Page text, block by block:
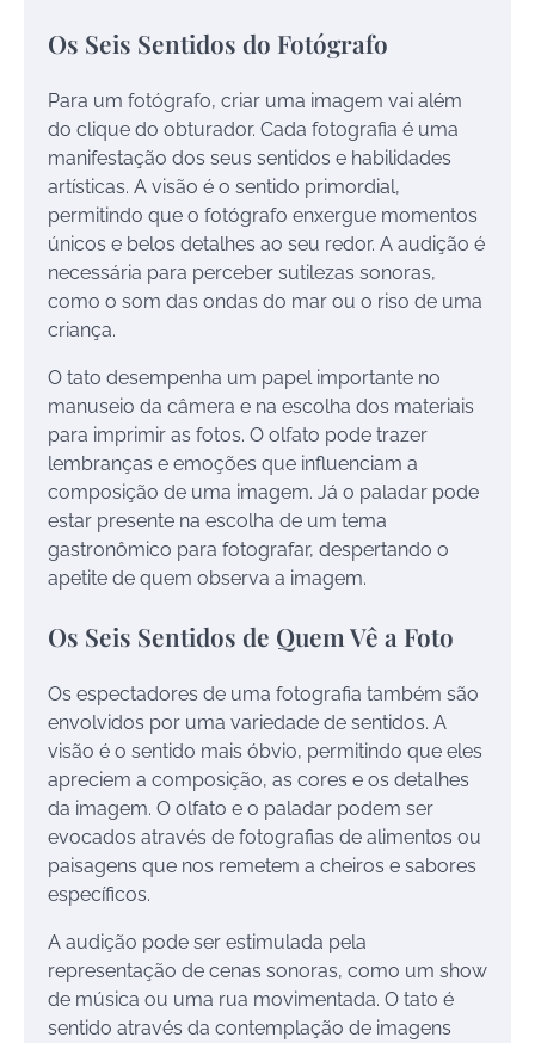
Os Seis Sentidos do Fotógrafo
Para um fotógrafo, criar uma imagem vai além
do clique do obturador. Cada fotografia é uma
manifestação dos seus sentidos e habilidades
artísticas. A visão é o sentido primordial,
permitindo que o fotógrafo enxergue momentos
únicos e belos detalhes ao seu redor. A audição é
necessária para perceber sutilezas sonoras,
como o som das ondas do mar ou o riso de uma
criança.
O tato desempenha um papel importante no
manuseio da câmera e na escolha dos materiais
para imprimir as fotos. O olfato pode trazer
lembranças e emoções que influenciam a
composição de uma imagem. Já o paladar pode
estar presente na escolha de um tema
gastronômico para fotografar, despertando o
apetite de quem observa a imagem.
Os Seis Sentidos de Quem Vê a Foto
Os espectadores de uma fotografia também são
envolvidos por uma variedade de sentidos. A
visão é o sentido mais óbvio, permitindo que eles
apreciem a composição, as cores e os detalhes
da imagem. O olfato e o paladar podem ser
evocados através de fotografias de alimentos ou
paisagens que nos remetem a cheiros e sabores
específicos.
A audição pode ser estimulada pela
representação de cenas sonoras, como um show
de música ou uma rua movimentada. O tato é
sentido através da contemplação de imagens